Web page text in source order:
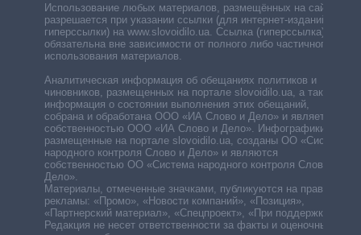
Использование любых материалов, размещённых на сайте,
разрешается при указании ссылки (для интернет-изданий —
гиперссылки) на www.slovoidilo.ua. Ссылка (гиперссылка)
обязательна вне зависимости от полного либо частичного
использования материалов.
Аналитическая информация об обещаниях политиков и
чиновников, размещенных на портале slovoidilo.ua, а также
информация о состоянии выполнения этих обещаний,
собрана и обработана ООО «ИА Слово и Дело» и является
собственностью ООО «ИА Слово и Дело». Инфографики,
размещенные на портале slovoidilo.ua, созданы ОО «Система
народного контроля Слово и Дело» и являются
собственностью ОО «Система народного контроля Слово и
Дело».
Материалы, отмеченные значками, публикуются на правах
рекламы: «Промо», «Новости компаний», «Позиция»,
«Партнерский материал», «Спецпроект», «При поддержке».
Редакция не несет ответственности за факты и оценочные